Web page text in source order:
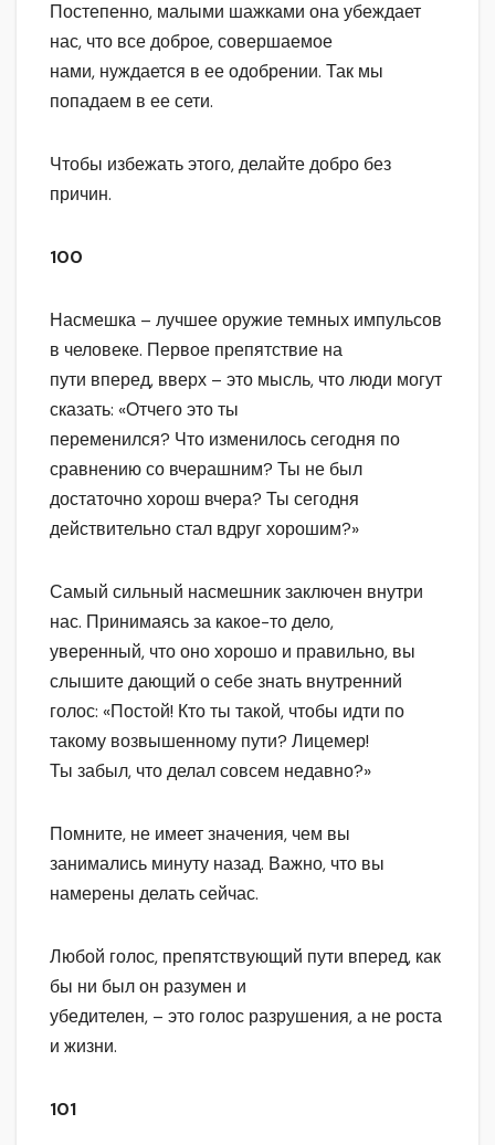
Постепенно, малыми шажками она убеждает
нас, что все доброе, совершаемое
нами, нуждается в ее одобрении. Так мы
попадаем в ее сети.
Чтобы избежать этого, делайте добро без
причин.
100
Насмешка – лучшее оружие темных импульсов
в человеке. Первое препятствие на
пути вперед, вверх – это мысль, что люди могут
сказать: «Отчего это ты
переменился? Что изменилось сегодня по
сравнению со вчерашним? Ты не был
достаточно хорош вчера? Ты сегодня
действительно стал вдруг хорошим?»
Самый сильный насмешник заключен внутри
нас. Принимаясь за какое-то дело,
уверенный, что оно хорошо и правильно, вы
слышите дающий о себе знать внутренний
голос: «Постой! Кто ты такой, чтобы идти по
такому возвышенному пути? Лицемер!
Ты забыл, что делал совсем недавно?»
Помните, не имеет значения, чем вы
занимались минуту назад. Важно, что вы
намерены делать сейчас.
Любой голос, препятствующий пути вперед, как
бы ни был он разумен и
убедителен, – это голос разрушения, а не роста
и жизни.
101